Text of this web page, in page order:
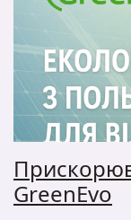
GreenEvo